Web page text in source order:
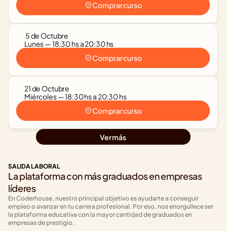
Comprar curso
5 de Octubre
Lunes — 18:30 hs a 20:30 hs
Comprar curso
21 de Octubre
Miércoles — 18:30 hs a 20:30 hs
Comprar curso
Ver más
SALIDA LABORAL
La plataforma con más graduados en empresas
líderes
En Coderhouse, nuestro principal objetivo es ayudarte a conseguir
empleo o avanzar en tu carrera profesional. Por eso, nos enorgullece ser
la plataforma educativa con la mayor cantidad de graduados en
empresas de prestigio.